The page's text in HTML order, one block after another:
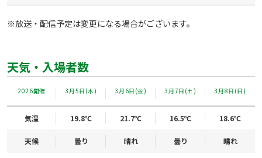
※放送・配信予定は変更になる場合がございます。
天気・入場者数
2026開催 3月5日(木) 3月6日(金) 3月7日(土) 3月8日(日)
気温 19.8℃ 21.7℃ 16.5℃ 18.6℃
天候 曇り 晴れ 曇り 晴れ